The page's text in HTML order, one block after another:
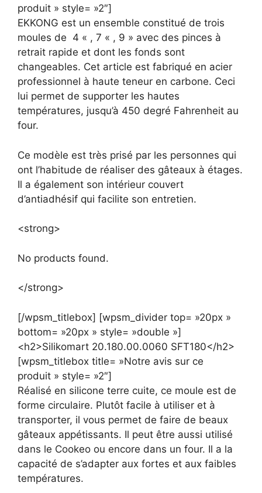
produit » style= »2″]
EKKONG est un ensemble constitué de trois
moules de 4 « , 7 « , 9 » avec des pinces à
retrait rapide et dont les fonds sont
changeables. Cet article est fabriqué en acier
professionnel à haute teneur en carbone. Ceci
lui permet de supporter les hautes
températures, jusqu’à 450 degré Fahrenheit au
four.
Ce modèle est très prisé par les personnes qui
ont l’habitude de réaliser des gâteaux à étages.
Il a également son intérieur couvert
d’antiadhésif qui facilite son entretien.
<strong>
No products found.
</strong>
[/wpsm_titlebox] [wpsm_divider top= »20px »
bottom= »20px » style= »double »]
<h2>Silikomart 20.180.00.0060 SFT180</h2>
[wpsm_titlebox title= »Notre avis sur ce
produit » style= »2″]
Réalisé en silicone terre cuite, ce moule est de
forme circulaire. Plutôt facile à utiliser et à
transporter, il vous permet de faire de beaux
gâteaux appétissants. Il peut être aussi utilisé
dans le Cookeo ou encore dans un four. Il a la
capacité de s’adapter aux fortes et aux faibles
températures.